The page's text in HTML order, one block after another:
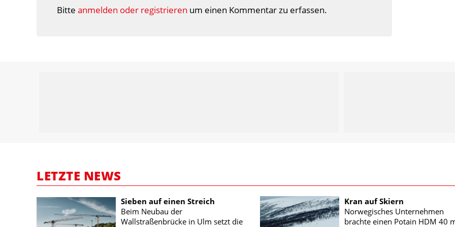
Bitte anmelden oder registrieren um einen Kommentar zu erfassen.
LETZTE NEWS
Sieben auf einen Streich
Beim Neubau der
Wallstraßenbrücke in Ulm setzt die
Kran auf Skiern
Norwegisches Unternehmen
brachte einen Potain HDM 40